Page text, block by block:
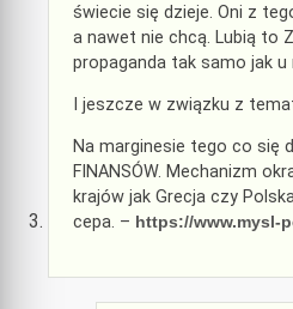
świecie się dzieje. Oni z
a nawet nie chcą. Lubią to
propaganda tak samo jak
I jeszcze w związku z
Na marginesie tego co się
FINANSÓW. Mechanizm
krajów jak Grecja czy
cepa. – https://www.mysl-